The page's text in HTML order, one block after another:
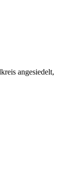
angesiedelt,